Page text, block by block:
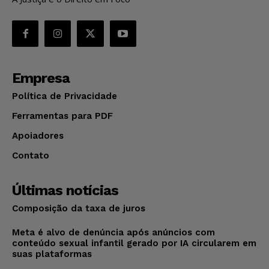
Empresa
Política de Privacidade
Ferramentas para PDF
Apoiadores
Contato
Últimas notícias
Composição da taxa de juros
Meta é alvo de denúncia após anúncios com
conteúdo sexual infantil gerado por IA circularem em
suas plataformas